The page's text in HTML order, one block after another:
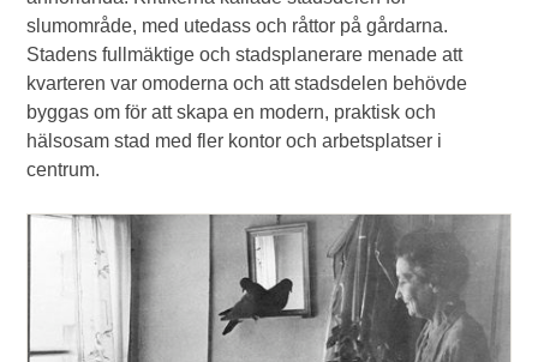
slumområde, med utedass och råttor på gårdarna.
Stadens fullmäktige och stadsplanerare menade att
kvarteren var omoderna och att stadsdelen behövde
byggas om för att skapa en modern, praktisk och
hälsosam stad med fler kontor och arbetsplatser i
centrum.